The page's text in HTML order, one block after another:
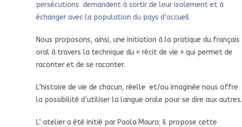
persécutions demandent à sortir de leur isolement et à
échanger avec la population du pays d’accueil
Nous proposons, ainsi, une initiation à la pratique du français
oral à travers la technique du « récit de vie » qui permet de
raconter et de se raconter.
L’histoire de vie de chacun, réelle et/ou imaginée nous offre
la possibilité d’utiliser la langue orale pour se dire aux autres.
L’ atelier a été initié par Paola Mauro; il propose cette